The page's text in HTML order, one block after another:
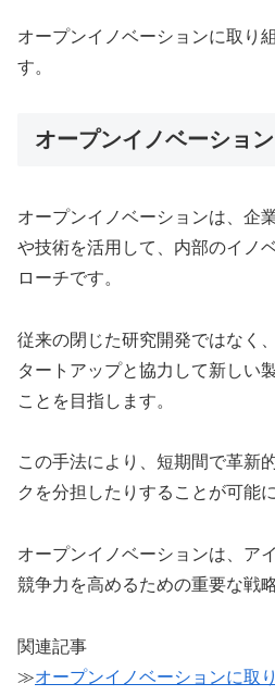
オープンイノベーションに取り
す。
オープンイノベーショ
オープンイノベーションは、企
や技術を活用して、内部のイノ
ローチです。
従来の閉じた研究開発ではなく
タートアップと協力して新しい
ことを目指します。
この手法により、短期間で革新
クを分担したりすることが可能
オープンイノベーションは、ア
競争力を高めるための重要な戦
関連記事
≫オープンイノベーションに取